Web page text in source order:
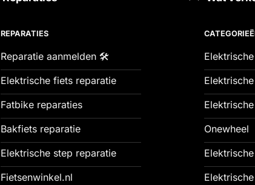
REPARATIES
Reparatie aanmelden 🛠️
Elektrische fiets reparatie
Fatbike reparaties
Bakfiets reparatie
Elektrische step reparatie
Fietsenwinkel.nl
Onewheel